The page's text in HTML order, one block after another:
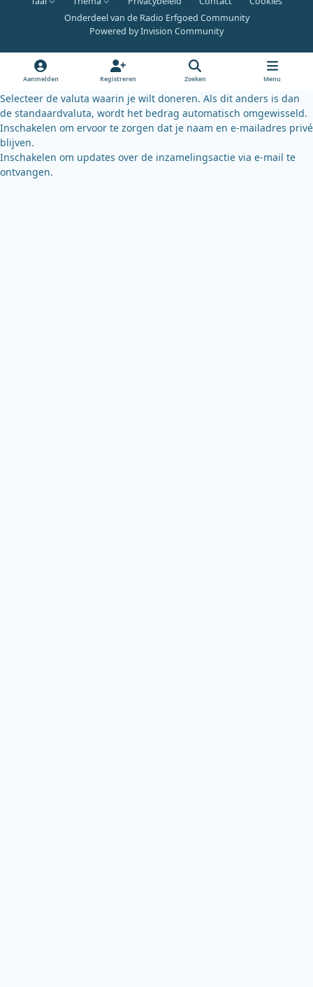
c
e
k
u
u
k
y
Onderdeel van de Radio Erfgoed Community
Powered byInvision Community
Aanmelden Registreren Zoeken Menu
Selecteer de valuta waarin je wilt doneren. Als dit anders is dan
de standaardvaluta, wordt het bedrag automatisch omgewisseld.
Inschakelen om ervoor te zorgen dat je naam en e-mailadres privé
blijven.
Inschakelen om updates over de inzamelingsactie via e-mail te
ontvangen.